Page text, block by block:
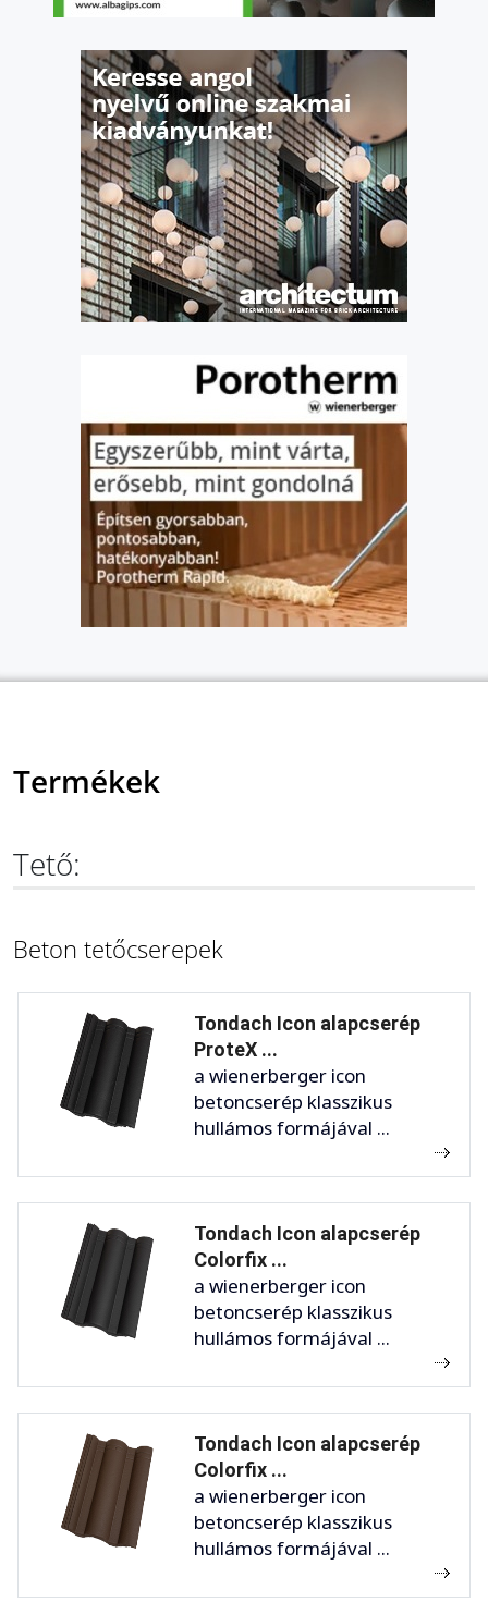
Termékek
Tető:
Beton tetőcserepek
Tondach Icon alapcserép
ProteX ...
a wienerberger icon
betoncserép klasszikus
hullámos formájával ...
Tondach Icon alapcserép
Colorfix ...
a wienerberger icon
betoncserép klasszikus
hullámos formájával ...
Tondach Icon alapcserép
Colorfix ...
a wienerberger icon
betoncserép klasszikus
hullámos formájával ...